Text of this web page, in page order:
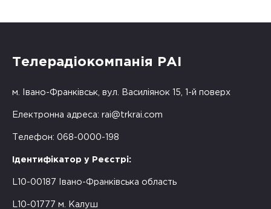
Телерадіокомпанія РАІ
м. Івано-Франківськ, вул. Василіянок 15, 1-й поверх
Електронна адреса: rai@trkrai.com
Телефон: 068-0000-198
Ідентифікатор у Реєстрі:
L10-00187 Івано-Франківська область
L10-01777 м. Калуш